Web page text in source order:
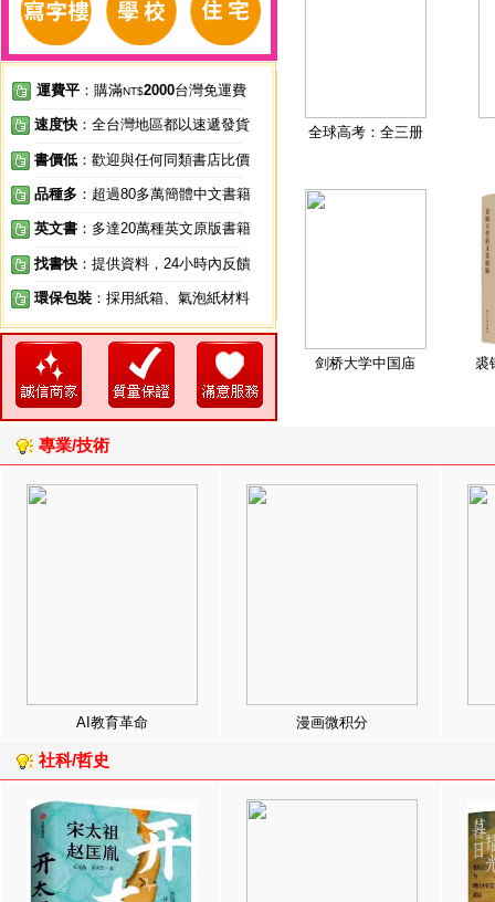
運費平 ：購滿NT$2000台灣免運費
速度快 ：全台灣地區都以速遞發貨
書價低 ：歡迎與任何同類書店比價
品種多 ：超過80多萬簡體中文書籍
英文書 ：多達20萬種英文原版書籍
找書快 ：提供資料，24小時內反饋
環保包裝 ：採用紙箱、氣泡紙材料
全球高考：全三册
剑桥大学中国庙 裘
專業/技術
AI教育革命 漫画微积分
社科/哲史